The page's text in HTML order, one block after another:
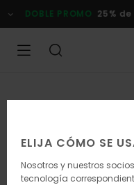
la
DOBLE PROMO 25% de
ELIJA CÓMO SE
Nosotros y nuestros
tecnología